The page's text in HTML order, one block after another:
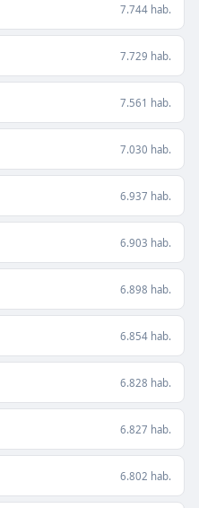
7.744 hab.
7.729 hab.
7.561 hab.
7.030 hab.
6.937 hab.
6.903 hab.
6.898 hab.
6.854 hab.
6.828 hab.
6.827 hab.
6.802 hab.